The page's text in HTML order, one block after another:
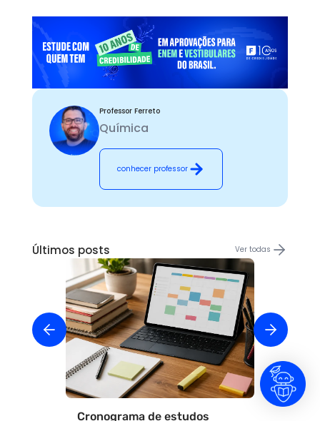
Professor Ferreto
Química
conhecer professor
Últimos posts Ver todas
Cronograma de estudos